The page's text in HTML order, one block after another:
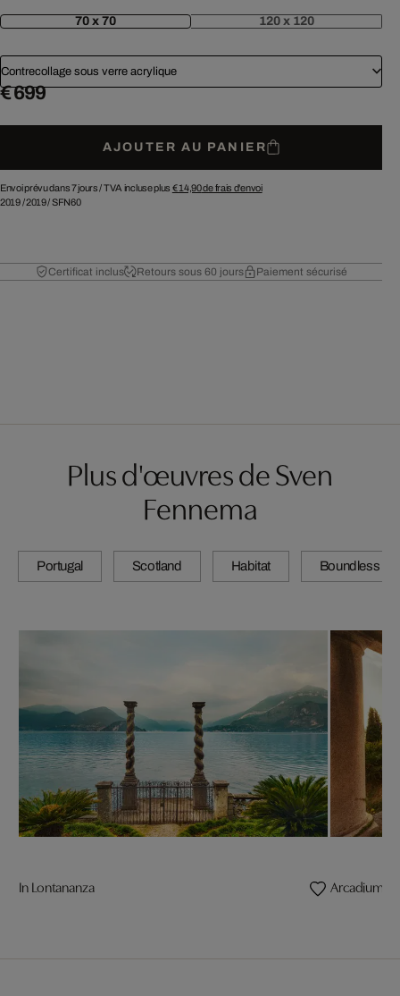
70 x 70 120 x 120
Contrecollage sous verre acrylique
€ 699
AJOUTER AU PANIER
Envoi prévu dans 7 jours /TVA incluse plus € 14,90de frais d'envoi
2019/2019/SFN60
Certificat inclus Retours sous 60 jours Paiement sécurisé
Plus d'œuvres de Sven
Fennema
Portugal Scotland Habitat Boundless
In Lontananza Arcadium